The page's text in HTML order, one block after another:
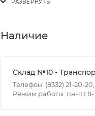
Итоговая стоимость
- количества торговых
Границы доставки в
Наличие
Склад №10 -
Телефон: (8332) 21-20-20,
Режим работы: пн-пт 8-